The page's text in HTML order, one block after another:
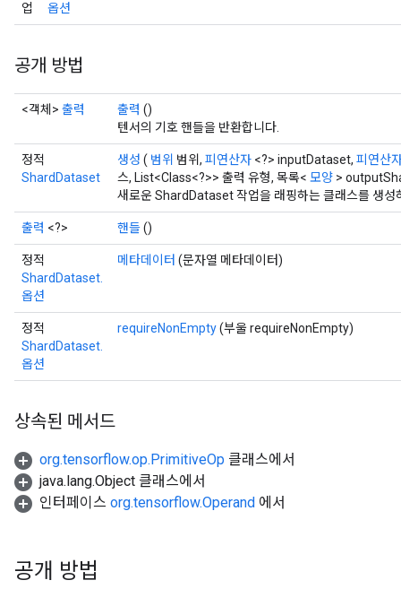
업
옵션
공개 방법
<객체> 출력 출력 ()
텐서의 기호 핸들을 반환합니다.
정적
ShardDataset
생성 ( 범위 범위, 피연산자 <?> inputDataset, 피연산
스, List<Class<?>> 출력 유형, 목록< 모양 >
새로운 ShardDataset 작업을 래핑하는 클래스를 생성
출력 <?> 핸들()
정적
ShardDataset.
옵션
메타데이터 (문자열 메타데이터)
정적
ShardDataset.
옵션
requireNonEmpty(부울 requireNonEmpty)
상속된 메서드
org.tensorflow.op.PrimitiveOp 클래스에서
java.lang.Object 클래스에서
인터페이스 org.tensorflow.Operand 에서
공개 방법